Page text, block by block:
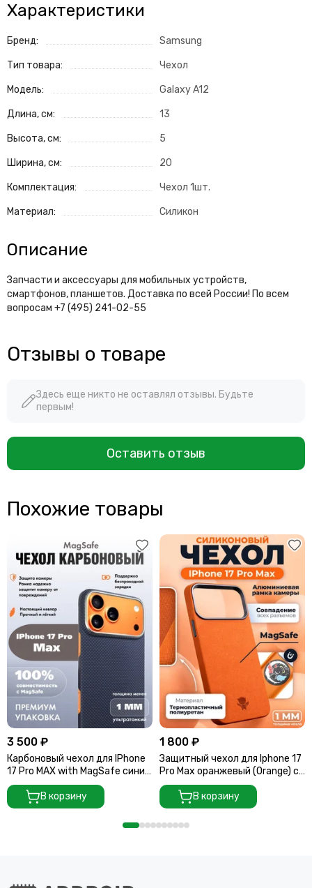
Характеристики
Бренд: Samsung
Тип товара: Чехол
Модель: Galaxy A12
Длина, см: 13
Высота, см: 5
Ширина, см: 20
Комплектация: Чехол 1шт.
Материал: Силикон
Описание
Запчасти и аксессуары для мобильных устройств,
смартфонов, планшетов. Доставка по всей России! По всем
вопросам +7 (495) 241-02-55
Отзывы о товаре
Здесь еще никто не оставлял отзывы. Будьте
первым!
Оставить отзыв
Похожие товары
3 500 ₽
Карбоновый чехол для IPhone
17 Pro MAX with MagSafe синий
квадрат (Blue)
В корзину
1 800 ₽
Защитный чехол для Iphone 17
Pro Max оранжевый (Orange) c
Magsafe
В корзину